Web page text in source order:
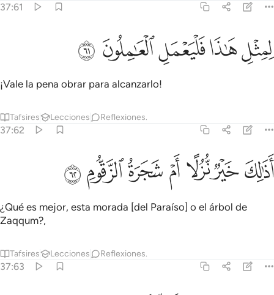
37:61
لمثل هاذا فليعمل العاملون ٦١
لِمِثْلِ هَـٰذَا فَلْيَعْمَلِ ٱلْعَـٰمِلُونَ ٦١
ﱷﱸﱹﱺ ﱻ
¡Vale la pena obrar para alcanzarlo!
Tafsires Lecciones Reflexiones.
37:62
اذالك خير نزلا ام شجرة الزقوم ٦٢
أَذَٰلِكَ خَيْرٌۭ نُّزُلًا أَمْ شَجَرَةُ ٱلزَّقُّومِ ٦٢
ﱼﱽﱾﱿﲀﲁﲂ
¿Qué es mejor, esta morada [del Paraíso] o el árbol de
Zaqqum?,
Tafsires Lecciones Reflexiones.
37:63